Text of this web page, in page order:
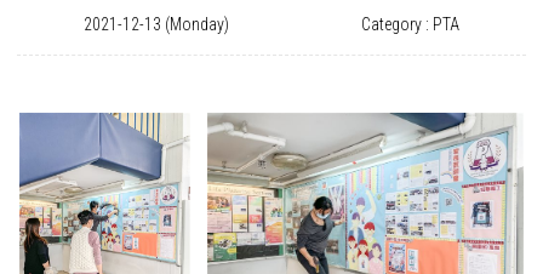
2021-12-13 (Monday) Category : PTA